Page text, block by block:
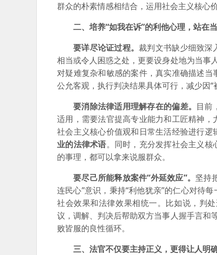
群众的朴素情感相结合，运用社会主义核心
二、培养“如我在诉”的利他心理，站在
要详尽论证过程。裁判文书缺少细致深
相当或令人困惑之处，更要设身处地为当事
对疑难复杂和敏感的案件，真实准确描述
公允客观，执行判决结果具体可行，减少因“
要消除法律适用理解存在的偏差。 目前
适用，需要法官提高专业能力和工匠精神
社会主义核心价值观和日常生活经验进行逻
业的法律术语。同时，充分发挥社会主义
的事理，都可以拿来说服群众。
要尽己所能释放案件“外延效应”。 坚持
连民心”意识，秉持“利他犹亲”的仁心对待
社会效果和法律效果相统一。比如说，判
议，调解、判决后帮助双方当事人握手言和
败皆服的良性循环。
三、法官不仅要主持正义，更得让人明